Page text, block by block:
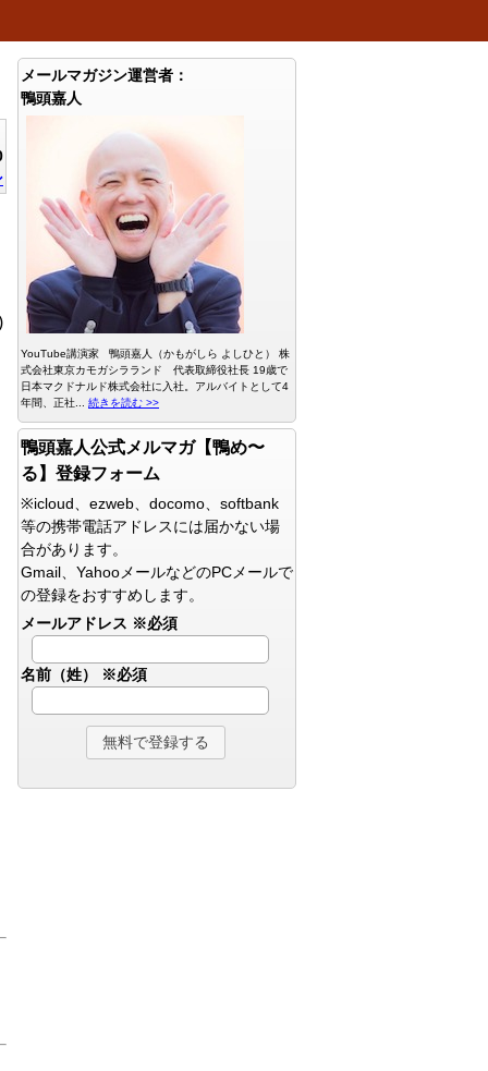
メールマガジン運営者：
鴨頭嘉人
YouTube講演家 鴨頭嘉人（かもがしら よしひと） 株
式会社東京カモガシラランド 代表取締役社長 19歳で
日本マクドナルド株式会社に入社。アルバイトとして4
年間、正社... 続きを読む >>
鴨頭嘉人公式メルマガ【鴨め〜
る】登録フォーム
※icloud、ezweb、docomo、softbank
等の携帯電話アドレスには届かない場
合があります。
Gmail、YahooメールなどのPCメールで
の登録をおすすめします。
メールアドレス ※必須
名前（姓） ※必須